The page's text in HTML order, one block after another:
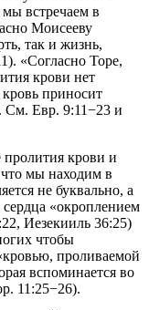
встречаем в
Моисееву
так и жизнь,
«Согласно Торе,
крови нет
приносит
См. Евр. 9:11−23 и
крови и
что мы находим в
не буквально, а
«окроплением
Иезекииль 36:25)
чтобы
проливаемой
вспоминается во
11:25−26).